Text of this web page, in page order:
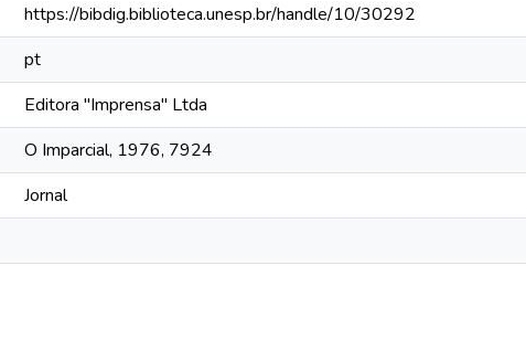
https://bibdig.biblioteca.unesp.br/handle/10/30292
pt
Editora "Imprensa" Ltda
O Imparcial, 1976, 7924
Jornal